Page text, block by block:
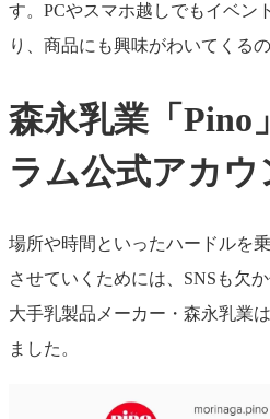
す。PCやスマホ越しでもイベン
り、商品にも興味がわいてくる
森永乳業「Pino
ラム公式アカウ
場所や時間といったハードルを
させていくためには、SNSも欠
大手乳製品メーカー・森永乳業
ました。